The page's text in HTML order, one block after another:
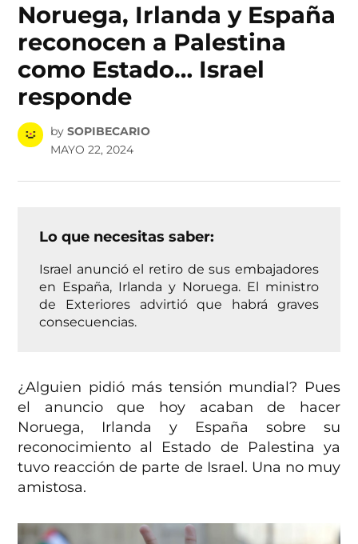
Noruega, Irlanda y España
reconocen a Palestina
como Estado… Israel
responde
by SOPIBECARIO
MAYO 22, 2024
Lo que necesitas saber:
Israel anunció el retiro de sus embajadores
en España, Irlanda y Noruega. El ministro
de Exteriores advirtió que habrá graves
consecuencias.
¿Alguien pidió más tensión mundial? Pues
el anuncio que hoy acaban de hacer
Noruega, Irlanda y España sobre su
reconocimiento al Estado de Palestina ya
tuvo reacción de parte de Israel. Una no muy
amistosa.